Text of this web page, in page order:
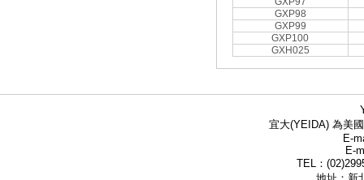
GXP98
GXP99
GXP100
GXH025
宜大(YEIDA) 為美
E-
E-
TEL：